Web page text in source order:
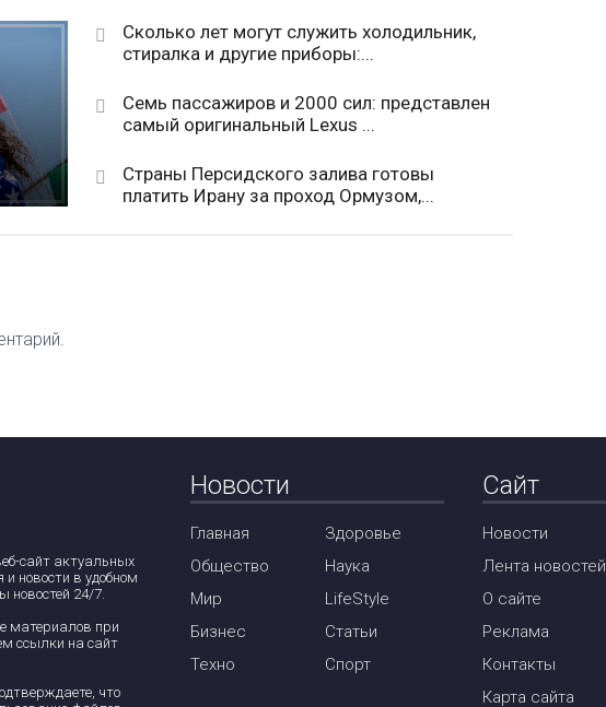
Сколько лет могут служить холодильник,
стиралка и другие приборы:...
Семь пассажиров и 2000 сил: представлен
самый оригинальный Lexus ...
Страны Персидского залива готовы
платить Ирану за проход Ормузом,...
сайт актуальных
новости в удобном
новостей 24/7.
материалов при
ссылки на сайт
что
Новости
Главная
Общество
Мир
Бизнес
Техно
Здоровье
Наука
LifeStyle
Статьи
Спорт
Сайт
Новости
Лента новостей
О сайте
Реклама
Контакты
Карта сайта